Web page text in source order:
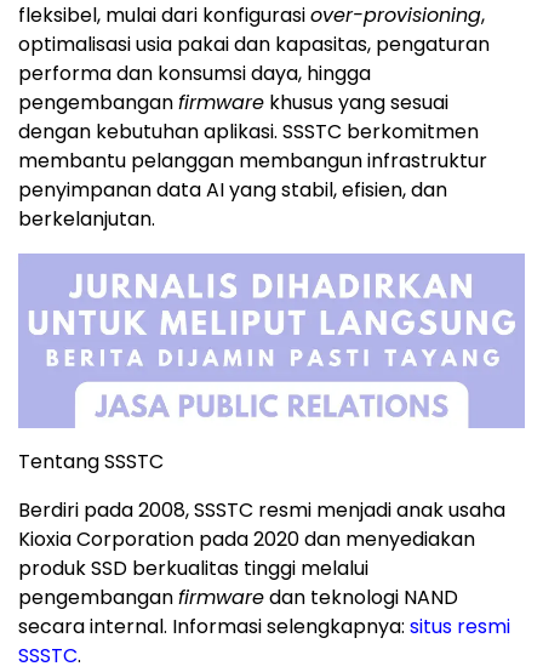
fleksibel, mulai dari konfigurasiover-provisioning,
optimalisasi usia pakai dan kapasitas, pengaturan
performa dan konsumsi daya, hingga
pengembanganfirmware khusus yang sesuai
dengan kebutuhan aplikasi. SSSTC berkomitmen
membantu pelanggan membangun infrastruktur
penyimpanan data AI yang stabil, efisien, dan
berkelanjutan.
Tentang SSSTC
Berdiri pada 2008, SSSTC resmi menjadi anak usaha
Kioxia Corporation pada 2020 dan menyediakan
produk SSD berkualitas tinggi melalui
pengembanganfirmwaredan teknologi NAND
secara internal. Informasi selengkapnya: situs resmi
SSSTC.